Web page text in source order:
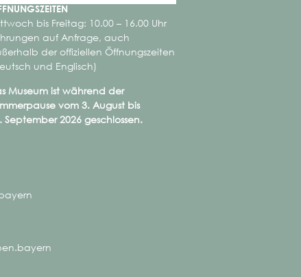
der
bis Freitag: 10.00 – 16.00 Uhr
auf Anfrage, auch
der offiziellen Öffnungszeiten
und Englisch)
Museum ist während der
vom 3. August bis
September 2026 geschlossen.